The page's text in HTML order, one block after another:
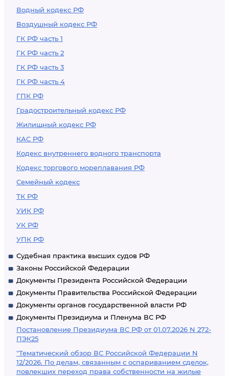
Водный кодекс РФ
Воздушный кодекс РФ
ГК РФ часть 1
ГК РФ часть 2
ГК РФ часть 3
ГК РФ часть 4
ГПК РФ
Градостроительный кодекс РФ
Жилищный кодекс РФ
КАС РФ
Кодекс внутреннего водного транспорта
Кодекс торгового мореплавания РФ
Семейный кодекс
ТК РФ
УИК РФ
УК РФ
УПК РФ
Судебная практика высших судов РФ
Законы Российской Федерации
Документы Президента Российской Федерации
Документы Правительства Российской Федерации
Документы органов государственной власти РФ
Документы Президиума и Пленума ВС РФ
Постановление Президиума ВС РФ от 01.07.2026 N 272-
ПЭК25
"Тематический обзор ВС Российской Федерации N
12/2026. По делам, связанным с оспариванием сделок,
повлекших переход права собственности на жилые